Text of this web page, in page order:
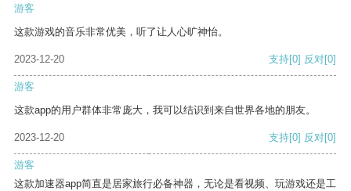
游客
这款游戏的音乐非常优美，听了让人心旷神怡。
2023-12-20 支持[0] 反对[0]
游客
这款app的用户群体非常庞大，我可以结识到来自世界各地的朋友。
2023-12-20 支持[0] 反对[0]
游客
这款加速器app简直是居家旅行必备神器，无论是看视频、玩游戏还是工